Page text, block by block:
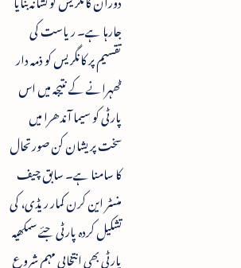
جارہا ہے۔ ریاست کی
تقسیم پر کانگریس کو ذمہ دار
ٹھہرانے کے نتیجہ میں اس
پارٹی کو سیما آندھرا میں
سخت پریشان کن صورتحال
کا سامنا ہے۔ سابق چیف
منسٹر این کرن کمار ریڈی، کی
تشکیل کردہ پارٹی جئے سمکھیہ
پارٹی بھی انتخابی مہم شروع